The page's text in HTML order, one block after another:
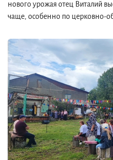
нового урожая отец Виталий
чаще, особенно по церковно-